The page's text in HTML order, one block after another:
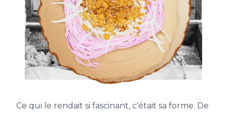
Ce qui le rendait si fascinant, c'était sa forme. De